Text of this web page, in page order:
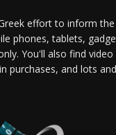
effort to inform
phones, tablets,
You'll also find
purchases, and lots